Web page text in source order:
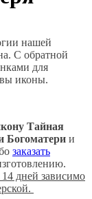
нашей
С обратной
для
иконы.
Тайная
Богоматери и
заказать
14 дней зависимо